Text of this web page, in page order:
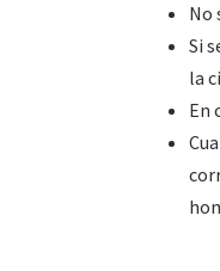
No
Si
la
En